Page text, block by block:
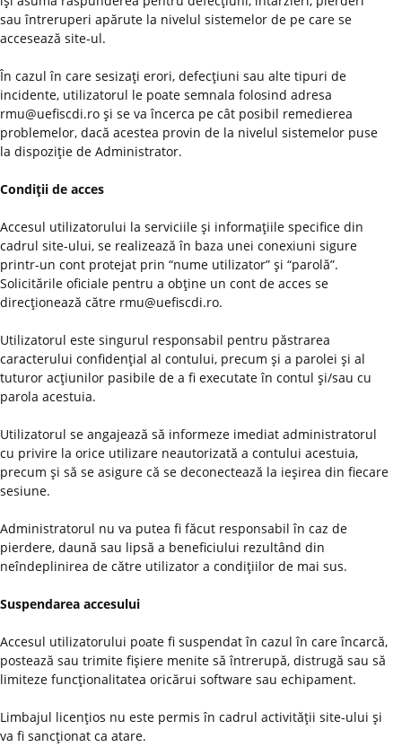
sau întreruperi apărute la nivelul sistemelor de pe care se
accesează site-ul.
În cazul în care sesizaţi erori, defecţiuni sau alte tipuri de
incidente, utilizatorul le poate semnala folosind adresa
rmu@uefiscdi.ro şi se va încerca pe cât posibil remedierea
problemelor, dacă acestea provin de la nivelul sistemelor puse
la dispoziţie de Administrator.
Condiţii de acces
Accesul utilizatorului la serviciile şi informaţiile specifice din
cadrul site-ului, se realizează în baza unei conexiuni sigure
printr-un cont protejat prin “nume utilizator” şi “parolă”.
Solicitările oficiale pentru a obţine un cont de acces se
direcţionează către rmu@uefiscdi.ro.
Utilizatorul este singurul responsabil pentru păstrarea
caracterului confidenţial al contului, precum şi a parolei şi al
tuturor acţiunilor pasibile de a fi executate în contul şi/sau cu
parola acestuia.
Utilizatorul se angajează să informeze imediat administratorul
cu privire la orice utilizare neautorizată a contului acestuia,
precum şi să se asigure că se deconectează la ieşirea din fiecare
sesiune.
Administratorul nu va putea fi făcut responsabil în caz de
pierdere, daună sau lipsă a beneficiului rezultând din
neîndeplinirea de către utilizator a condiţiilor de mai sus.
Suspendarea accesului
Accesul utilizatorului poate fi suspendat în cazul în care încarcă,
postează sau trimite fişiere menite să întrerupă, distrugă sau să
limiteze funcţionalitatea oricărui software sau echipament.
Limbajul licenţios nu este permis în cadrul activităţii site-ului şi
va fi sancţionat ca atare.